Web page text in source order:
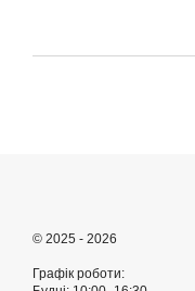
© 2025 - 2026
Графік роботи: